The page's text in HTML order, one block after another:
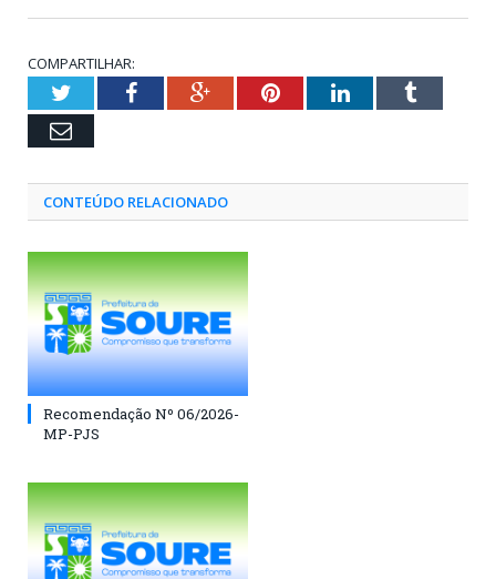
COMPARTILHAR:
TwitterFacebookGoogle+PinterestLinkedInTumblr
Email
CONTEÚDO RELACIONADO
Recomendação Nº 06/2026-
MP-PJS